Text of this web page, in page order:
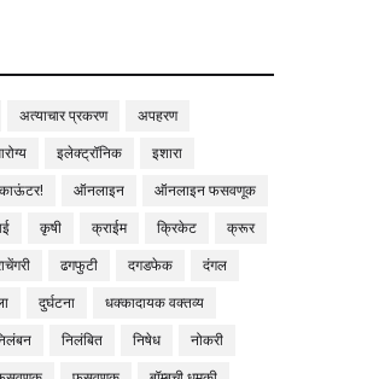
अत्याचार प्रकरण
अपहरण
इलेक्ट्रॉनिक
इशारा
ऑनलाइन
ऑनलाइन फसवणूक
कृषी क्राईम क्रिकेट
क्रूर
ढगफुटी दगडफेक
दंगल
दुर्घटना
धक्कादायक वक्तव्य
निलंबित निषेध
नोकरी